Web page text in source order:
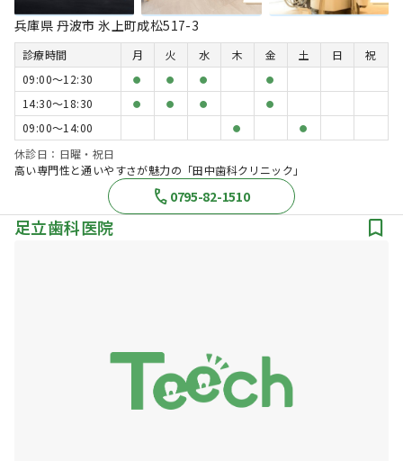
兵庫県 丹波市 氷上町成松517-3
診療時間 月 火 水 木 金 土 日
祝
09:00〜12:30
● ● ● ●
14:30〜18:30 ● ● ● ●
09:00〜14:00 ● ●
休診日：日曜・祝日
高い専門性と通いやすさが魅力の「田中歯科クリニック」
0795-82-1510
足立歯科医院